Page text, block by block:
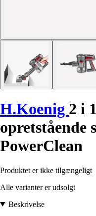
H.Koenig 2 i
opretstående
PowerClean
Produktet er ikke tilgængeligt
Alle varianter er udsolgt
Beskrivelse